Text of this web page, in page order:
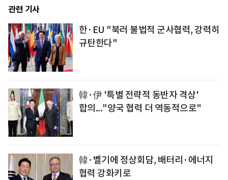
관련 기사
한·EU "북러 불법적 군사협력, 강력히
규탄한다"
韓·伊 '특별 전략적 동반자 격상'
합의..."양국 협력 더 역동적으로"
韓·벨기에 정상회담, 배터리·에너지
협력 강화키로